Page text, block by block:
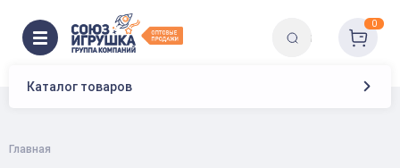
Каталог товаров
0
Главная